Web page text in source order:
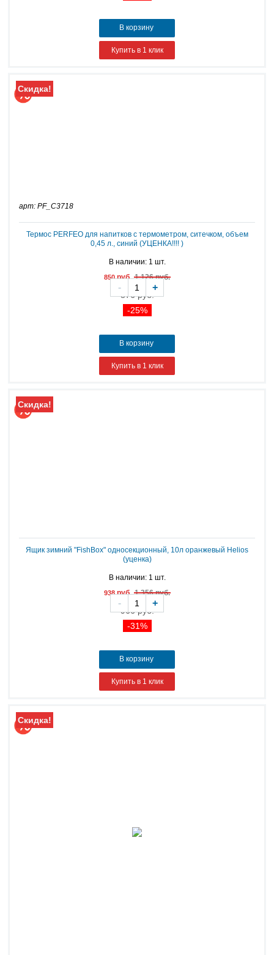
В корзину
Купить в 1 клик
Скидка!
арт: PF_C3718
Термос PERFEO для напитков с термометром, ситечком, объем
0,45 л., синий (УЦЕНКА!!!! )
В наличии: 1 шт.
850руб.1 126 руб.
876 руб.
-25%
- +
В корзину
Купить в 1 клик
Скидка!
Ящик зимний "FishBox" односекционный, 10л оранжевый Helios
(уценка)
В наличии: 1 шт.
938руб.1 356 руб.
966 руб.
-31%
- +
В корзину
Купить в 1 клик
Скидка!